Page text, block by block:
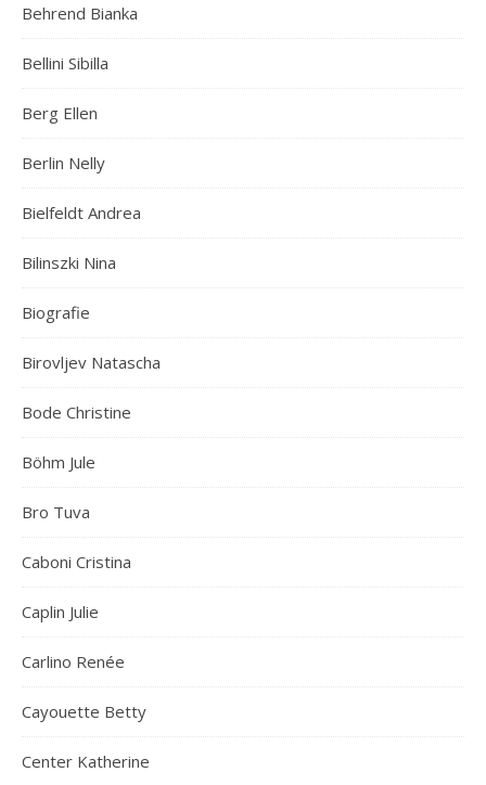
Behrend Bianka
Bellini Sibilla
Berg Ellen
Berlin Nelly
Bielfeldt Andrea
Bilinszki Nina
Biografie
Birovljev Natascha
Bode Christine
Böhm Jule
Bro Tuva
Caboni Cristina
Caplin Julie
Carlino Renée
Cayouette Betty
Center Katherine